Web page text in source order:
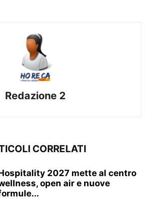
Redazione 2
CORRELATI
2027 mette al centro
open air e nuove